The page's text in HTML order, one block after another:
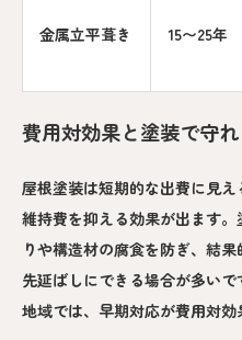
金属立平葺き 15〜25年
費用対効果と塗装で守
屋根塗装は短期的な出費に見
維持費を抑える効果が出ます
りや構造材の腐食を防ぎ、結
先延ばしにできる場合が多い
地域では、早期対応が費用対効